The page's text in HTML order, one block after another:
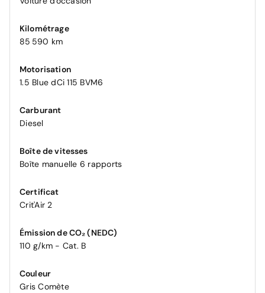
Kilométrage
85 590 km
Motorisation
1.5 Blue dCi 115 BVM6
Carburant
Diesel
Boîte de vitesses
Boîte manuelle 6 rapports
Certificat
Crit'Air 2
Émission de CO₂ (NEDC)
110 g/km - Cat. B
Couleur
Gris Comète